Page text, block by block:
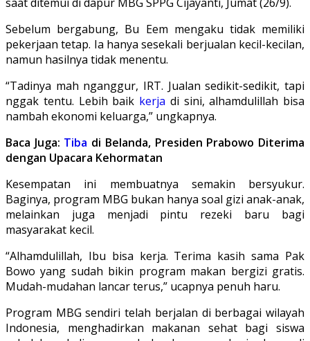
Sebelum bergabung, Bu Eem mengaku tidak memiliki
pekerjaan tetap. Ia hanya sesekali berjualan kecil-kecilan,
namun hasilnya tidak menentu.
“Tadinya mah nganggur, IRT. Jualan sedikit-sedikit, tapi
nggak tentu. Lebih baik kerja di sini, alhamdulillah bisa
nambah ekonomi keluarga,” ungkapnya.
Baca Juga: Tiba di Belanda, Presiden Prabowo Diterima
dengan Upacara Kehormatan
Kesempatan ini membuatnya semakin bersyukur.
Baginya, program MBG bukan hanya soal gizi anak-anak,
melainkan juga menjadi pintu rezeki baru bagi
masyarakat kecil.
“Alhamdulillah, Ibu bisa kerja. Terima kasih sama Pak
Bowo yang sudah bikin program makan bergizi gratis.
Mudah-mudahan lancar terus,” ucapnya penuh haru.
Program MBG sendiri telah berjalan di berbagai wilayah
Indonesia, menghadirkan makanan sehat bagi siswa